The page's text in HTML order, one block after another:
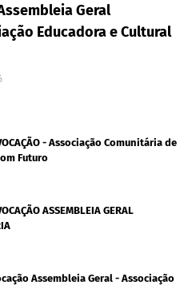
Geral
Educadora e Cultural
- Associação Comunitária de
Futuro
ASSEMBLEIA GERAL
Assembleia Geral - Associação